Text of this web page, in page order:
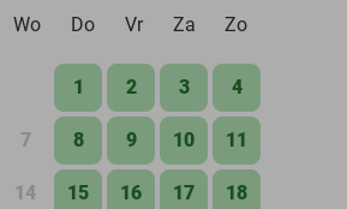
Wo Do Vr Za Zo
1 2 3 4
7 8 9 10 11
14 15 16 17 18